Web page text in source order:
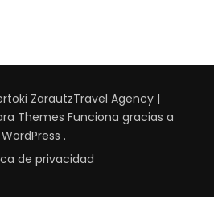
ZarautzTravel Agency |
Themes Funciona gracias a
WordPress .
de privacidad